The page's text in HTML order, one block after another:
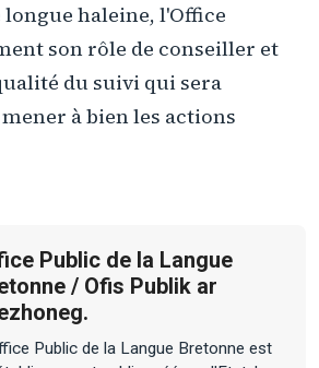
haleine, l'Office
son rôle de conseiller et
du suivi qui sera
à bien les actions
Public de la Langue
/ Ofis Publik ar
Public de la Langue Bretonne est